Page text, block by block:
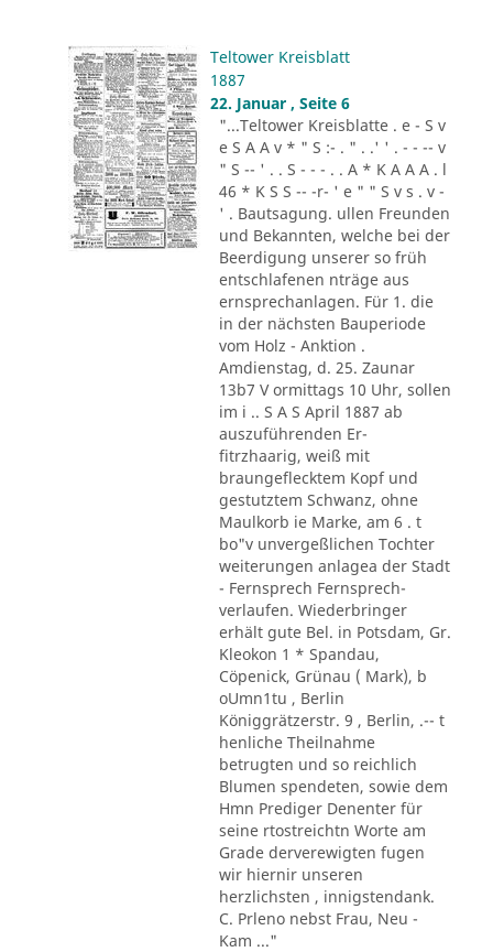
Teltower Kreisblatt
1887
22. Januar , Seite 6
"...Teltower Kreisblatte . e - S v
e S A A v * " S :- . " . .' ' . - - -- v
" S -- ' . . S - - - . . A * K A A A . l
46 * K S S -- -r- ' e " " S v s . v -
' . Bautsagung. ullen Freunden
und Bekannten, welche bei der
Beerdigung unserer so früh
entschlafenen nträge aus
ernsprechanlagen. Für 1. die
in der nächsten Bauperiode
vom Holz - Anktion .
Amdienstag, d. 25. Zaunar
13b7 V ormittags 10 Uhr, sollen
im i .. S A S April 1887 ab
auszuführenden Er-
fitrzhaarig, weiß mit
braungeflecktem Kopf und
gestutztem Schwanz, ohne
Maulkorb ie Marke, am 6 . t
bo"v unvergeßlichen Tochter
weiterungen anlagea der Stadt
- Fernsprech Fernsprech-
verlaufen. Wiederbringer
erhält gute Bel. in Potsdam, Gr.
Kleokon 1 * Spandau,
Cöpenick, Grünau ( Mark), b
oUmn1tu , Berlin
Königgrätzerstr. 9 , Berlin, .-- t
henliche Theilnahme
betrugten und so reichlich
Blumen spendeten, sowie dem
Hmn Prediger Denenter für
seine rtostreichtn Worte am
Grade derverewigten fugen
wir hiernir unseren
herzlichsten , innigstendank.
C. Prleno nebst Frau, Neu -
Kam ..."